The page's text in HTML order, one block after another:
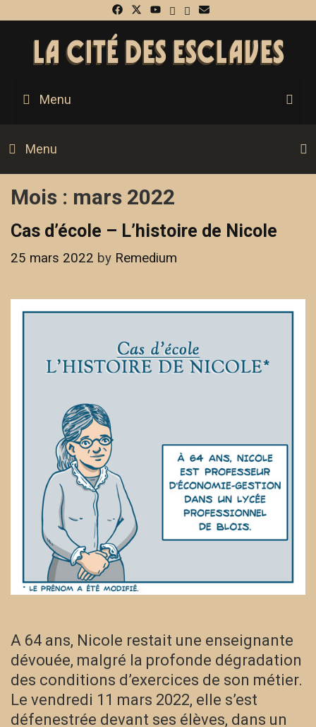
content
Menu
Menu
Mois : mars 2022
Cas d’école – L’histoire de Nicole
25 mars 2022 by Remedium
A 64 ans, Nicole restait une enseignante
dévouée, malgré la profonde dégradation
des conditions d’exercices de son métier.
Le vendredi 11 mars 2022, elle s’est
défenestrée devant ses élèves, dans un